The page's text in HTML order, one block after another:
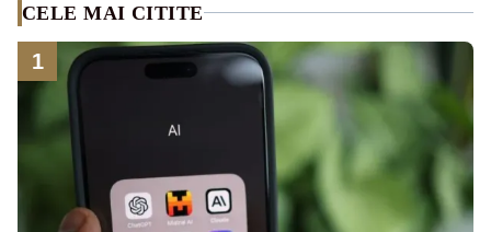
CELE MAI CITITE
1